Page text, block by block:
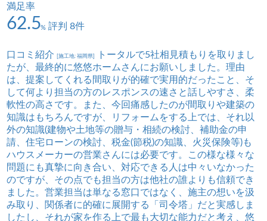
満足率
62.5% 評判 8件
口コミ紹介 [施工地: 福岡県]
トータルで5社相見積もりを取りまし
たが、最終的に悠悠ホームさんにお願いしました。理由
は、提案してくれる間取りが的確で実用的だったこと、そ
して何より担当の方のレスポンスの速さと話しやすさ、柔
軟性の高さです。また、今回痛感したのが間取りや建築の
知識はもちろんですが、リフォームをする上では、それ以
外の知識(建物や土地等の贈与・相続の検討、補助金の申
請、住宅ローンの検討、税金(節税)の知識、火災保険等)も
ハウスメーカーの営業さんには必要です。この様な様々な
問題にも真摯に向き合い、対応できる人は中々いなかった
のですが、その点でも担当の方は他社の誰よりも信頼でき
ました。営業担当は単なる窓口ではなく、施主の想いを汲
み取り、関係者に的確に展開する「司令塔」だと実感しま
したし、それが家を作る上で最も大切な能力だと考え、悠